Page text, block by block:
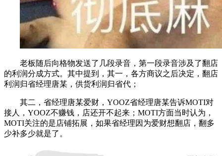
老板随后向格物发送了几段录音，第一段录音涉及了翻店
的利润分成方式。其中提到，其一，各方商议之后决定，翻店
利润归省经理唐某，供货利润归省代；
其二，省经理唐某爱财，YOOZ省经理唐某告诉MOTI对
接人，YOOZ不赚钱，店还开不起来；MOTI方面当时认为，
MOTI关注的是店铺拓展，如果省经理因为爱财想翻店，翻多
少补多少就是了。